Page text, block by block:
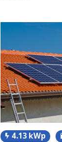
4.13 kWp